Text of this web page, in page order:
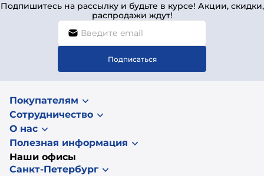
Подпишитесь на рассылку и будьте в курсе! Акции, скидки,
распродажи ждут!
Подписаться
Покупателям
Сотрудничество
О нас
Полезная информация
Наши офисы
Санкт-Петербург